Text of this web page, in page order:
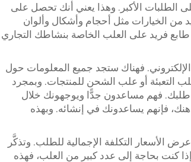
الطلبات الأكبر. وهذا يعني أنك تحصل على
من الخيارات مثل أحجام وأشكال وألوان
فريد على العلب الخاصة بنشاطك التجاري
الإلكتروني. فهناك ستجد جميع المعلومات حول
التعبئة أو علب الشحن للمنتجات. وبمجرد
طلبك. فهم مساعدون جدًّا ويوجهونك خلال
فإنهم يساعدونك في إنشائه. وبهذه
التكلفة الإجمالية للطلب. وتذكَّر
كنت بحاجة إلى عدد كبير من العلب، فهذه